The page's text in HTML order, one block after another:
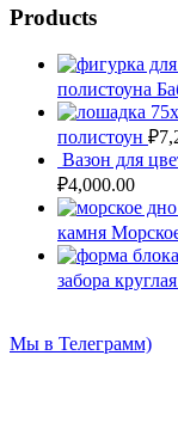
Имя*
Email*
Products
полистоуна
полистоун ₽
Вазон для
₽4,000.00
камня
забора круглая
Мы в Телеграмм)